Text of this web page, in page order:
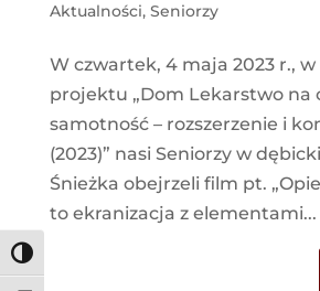
Toggle High Contrast
Aktualności, Seniorzy
W czwartek, 4 maja 2023 r.,
projektu „Dom Lekarstwo na
samotność – rozszerzenie i
(2023)” nasi Seniorzy w
Śnieżka obejrzeli film pt.
to ekranizacja z elementami...